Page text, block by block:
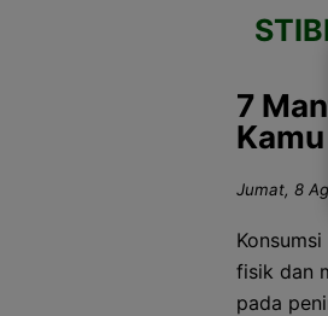
7
Kamu
Jumat, 8
fisik dan
pada